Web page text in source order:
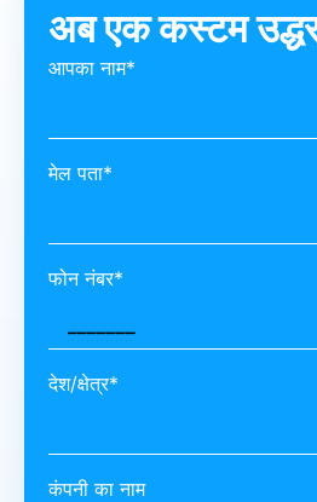
अब एक कस्टम
आपका नाम*
मेल पता*
फोन नंबर*
देश/क्षेत्र*
कंपनी का नाम